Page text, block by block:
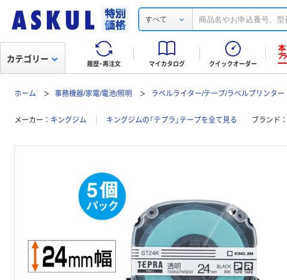
すべて
履歴・再注文 マイカタログ クイックオーダー
カテゴリー
ホーム 事務機器/家電/電池/照明 ラベルライター/テープ/ラベルプリンター
メーカー キングジム キングジムの「テプラ」テープを全て見る ブランド